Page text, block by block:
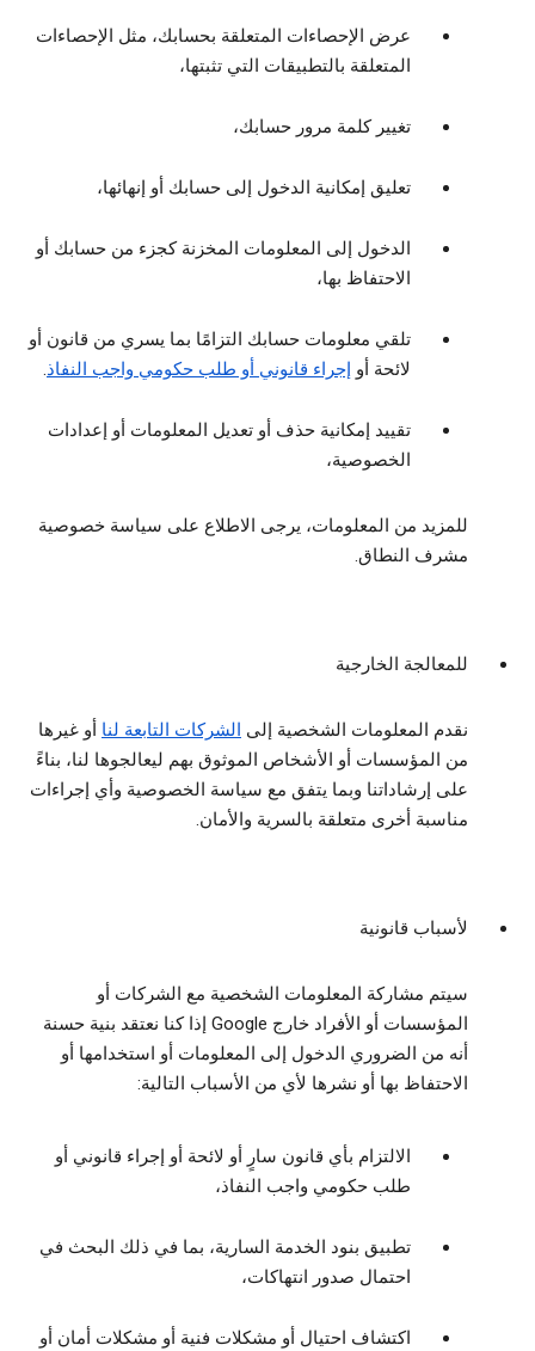
عرض الإحصاءات المتعلقة بحسابك، مثل الإحصاءات
المتعلقة بالتطبيقات التي تثبتها،
تغيير كلمة مرور حسابك،
تعليق إمكانية الدخول إلى حسابك أو إنهائها،
الدخول إلى المعلومات المخزنة كجزء من حسابك أو
الاحتفاظ بها،
تلقي معلومات حسابك التزامًا بما يسري من قانون أو
لائحة أو إجراء قانوني أو طلب حكومي واجب النفاذ.
تقييد إمكانية حذف أو تعديل المعلومات أو إعدادات
الخصوصية،
للمزيد من المعلومات، يرجى الاطلاع على سياسة خصوصية
مشرف النطاق.
للمعالجة الخارجية
نقدم المعلومات الشخصية إلى الشركات التابعة لنا أو غيرها
من المؤسسات أو الأشخاص الموثوق بهم ليعالجوها لنا، بناءً
على إرشاداتنا وبما يتفق مع سياسة الخصوصية وأي إجراءات
مناسبة أخرى متعلقة بالسرية والأمان.
لأسباب قانونية
سيتم مشاركة المعلومات الشخصية مع الشركات أو
المؤسسات أو الأفراد خارج Google إذا كنا نعتقد بنية حسنة
أنه من الضروري الدخول إلى المعلومات أو استخدامها أو
الاحتفاظ بها أو نشرها لأي من الأسباب التالية:
الالتزام بأي قانون سارٍ أو لائحة أو إجراء قانوني أو
طلب حكومي واجب النفاذ،
تطبيق بنود الخدمة السارية، بما في ذلك البحث في
احتمال صدور انتهاكات،
اكتشاف احتيال أو مشكلات فنية أو مشكلات أمان أو